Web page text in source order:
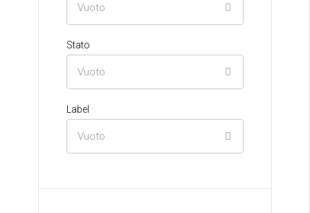
Vuoto
Stato
Vuoto
Label
Vuoto